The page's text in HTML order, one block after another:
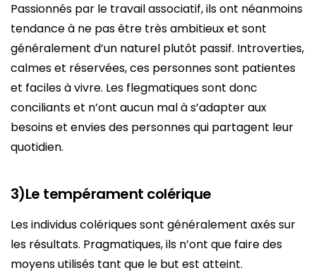
Passionnés par le travail associatif, ils ont néanmoins
tendance à ne pas être très ambitieux et sont
généralement d’un naturel plutôt passif. Introverties,
calmes et réservées, ces personnes sont patientes
et faciles à vivre. Les flegmatiques sont donc
conciliants et n’ont aucun mal à s’adapter aux
besoins et envies des personnes qui partagent leur
quotidien.
3)Le tempérament colérique
Les individus colériques sont généralement axés sur
les résultats. Pragmatiques, ils n’ont que faire des
moyens utilisés tant que le but est atteint.